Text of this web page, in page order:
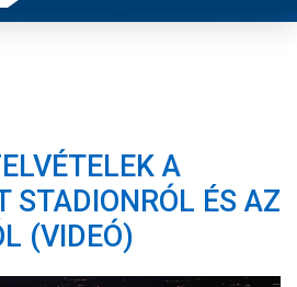
WEBSHOP
STADION
KAPCSOLAT
NYITÓLAP
A
STADIONRÓL ÉS AZ
(VIDEÓ)